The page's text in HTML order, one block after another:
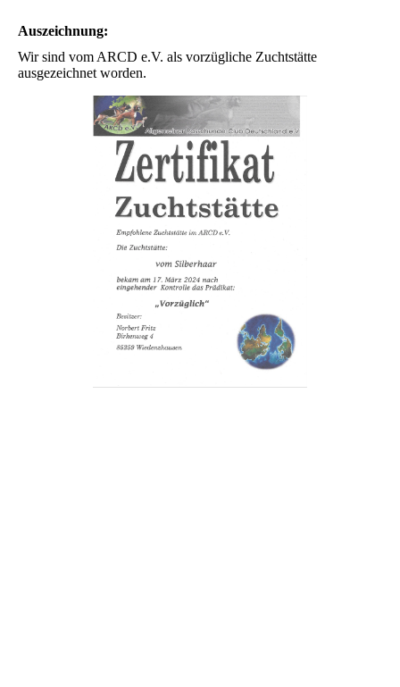
Auszeichnung:
Wir sind vom ARCD e.V. als vorzügliche Zuchtstätte
ausgezeichnet worden.